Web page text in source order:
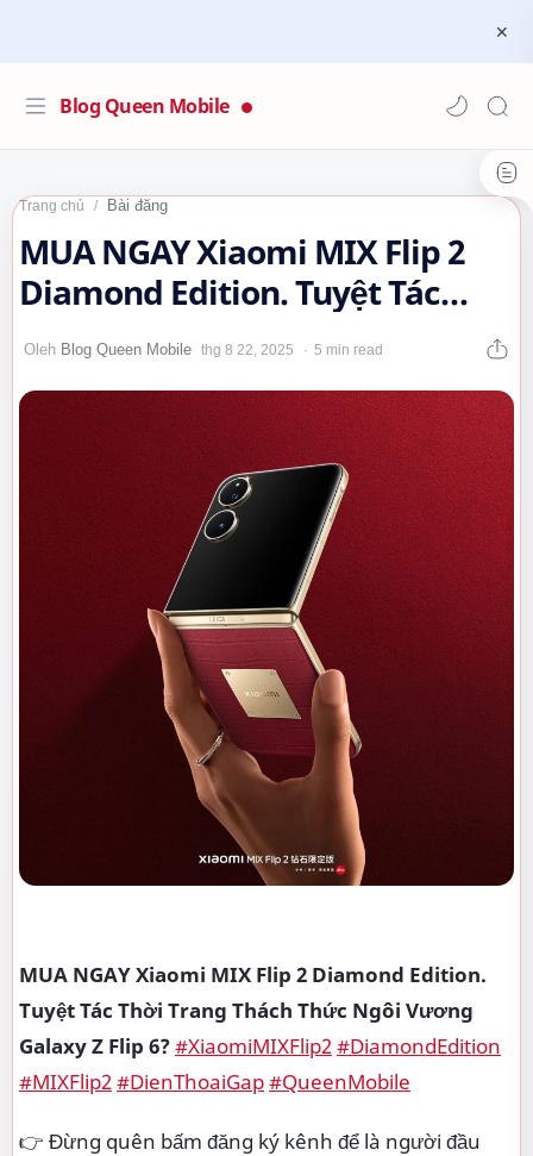
Blog Queen Mobile
Trang chủ Bài đăng
MUA NGAY Xiaomi MIX Flip 2
Diamond Edition. Tuyệt Tác
Thời Trang Thách Thức Ngôi
Vương…
5 min read
MUA NGAY Xiaomi MIX Flip 2 Diamond Edition.
Tuyệt Tác Thời Trang Thách Thức Ngôi Vương
Galaxy Z Flip 6?#XiaomiMIXFlip2#DiamondEdition
#MIXFlip2#DienThoaiGap#QueenMobile
👉 Đừng quên bấm đăng ký kênh để là người đầu